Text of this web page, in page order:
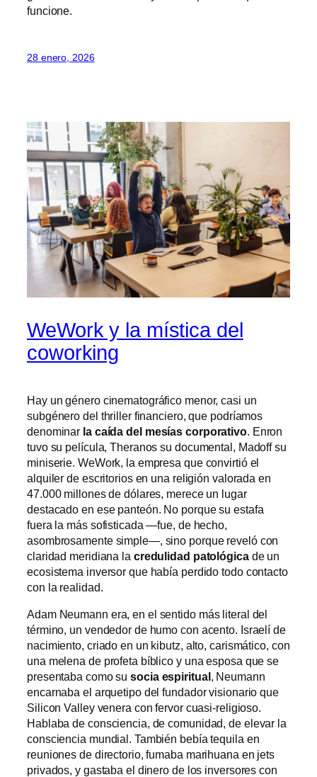
funcione.
28 enero, 2026
WeWork y la mística del
coworking
Hay un género cinematográfico menor, casi un
subgénero del thriller financiero, que podríamos
denominar la caída del mesías corporativo. Enron
tuvo su película, Theranos su documental, Madoff su
miniserie. WeWork, la empresa que convirtió el
alquiler de escritorios en una religión valorada en
47.000 millones de dólares, merece un lugar
destacado en ese panteón. No porque su estafa
fuera la más sofisticada —fue, de hecho,
asombrosamente simple—, sino porque reveló con
claridad meridiana la credulidad patológicade un
ecosistema inversor que había perdido todo contacto
con la realidad.
Adam Neumann era, en el sentido más literal del
término, un vendedor de humo con acento. Israelí de
nacimiento, criado en un kibutz, alto, carismático, con
una melena de profeta bíblico y una esposa que se
presentaba como susocia espiritual, Neumann
encarnaba el arquetipo del fundador visionario que
Silicon Valley venera con fervor cuasi-religioso.
Hablaba de consciencia, de comunidad, de elevar la
consciencia mundial. También bebía tequila en
reuniones de directorio, fumaba marihuana en jets
privados, y gastaba el dinero de los inversores con